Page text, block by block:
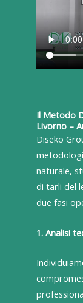
Il Metodo
Livorno –
Diseko
naturale,
di tarli del
due fasi
1. Analisi